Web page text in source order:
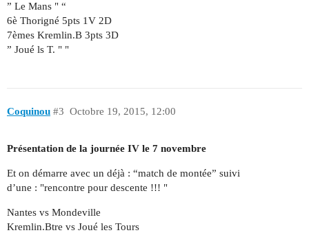
” Le Mans " “
6è Thorigné 5pts 1V 2D
7èmes Kremlin.B 3pts 3D
” Joué ls T. " "
Coquinou Octobre 19, 2015, 12:00
#3
Présentation de la journée IV le 7 novembre
Et on démarre avec un déjà : “match de montée” suivi
d’une : "rencontre pour descente !!! "
Nantes vs Mondeville
Kremlin.Btre vs Joué les Tours